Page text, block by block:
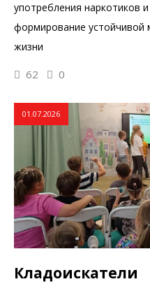
употребления наркотиков
формирование устойчивой
жизни
62 0
01.07.2026
Кладоискатели